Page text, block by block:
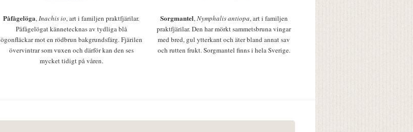
Påfågelöga,Inachis io, art i familjen praktfjärilar.
Påfågelögat kännetecknas av tydliga blå
ögonfläckar mot en rödbrun bakgrundsfärg. Fjärilen
övervintrar som vuxen och därför kan den ses
mycket tidigt på våren.
Sorgmantel,Nymphalis antiopa, art i familjen
praktfjärilar. Den har mörkt sammetsbruna vingar
med bred, gul ytterkant och äter bland annat sav
och rutten frukt. Sorgmantel finns i hela Sverige.